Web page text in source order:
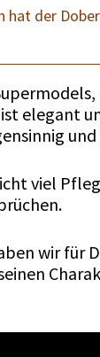
hat der
elegant
viel
wir für